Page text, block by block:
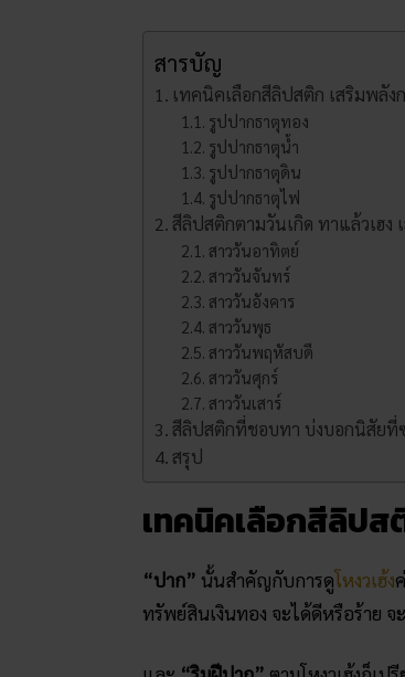
สารบัญ
เทคนิคเลือกสีลิปสติก เสริมพลัง
รูปปากธาตุทอง
รูปปากธาตุน้ำ
รูปปากธาตุดิน
รูปปากธาตุไฟ
สีลิปสติกตามวันเกิด ทาแล้วเฮง
สาววันอาทิตย์
สาววันจันทร์
สาววันอังคาร
สาววันพุธ
สาววันพฤหัสบดี
สาววันศุกร์
สาววันเสาร์
สีลิปสติกที่ชอบทา บ่งบอกนิสัยที่
สรุป
เทคนิคเลือกสีลิปส
“ปาก” นั้นสำคัญกับการดูโหงวเฮ้ง
ทรัพย์สินเงินทอง จะได้ดีหรือร้าย